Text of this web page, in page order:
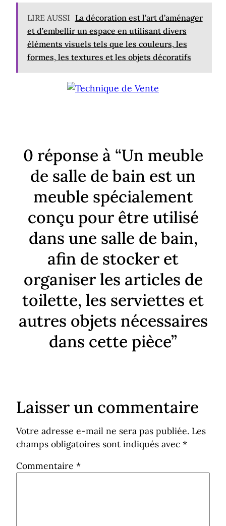
LIRE AUSSI La décoration est l’art d’aménager
et d’embellir un espace en utilisant divers
éléments visuels tels que les couleurs, les
formes, les textures et les objets décoratifs
0 réponse à “Un meuble
de salle de bain est un
meuble spécialement
conçu pour être utilisé
dans une salle de bain,
afin de stocker et
organiser les articles de
toilette, les serviettes et
autres objets nécessaires
dans cette pièce”
Laisser un commentaire
Votre adresse e-mail ne sera pas publiée. Les
champs obligatoires sont indiqués avec *
Commentaire *